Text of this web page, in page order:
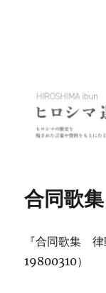
合同歌
『合同歌集 律
19800310）